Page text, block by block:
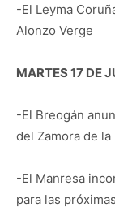
-El Leyma
Alonzo Verge
MARTES 17 DE
-El Breogán
del Zamora de la
-El Manresa
para las